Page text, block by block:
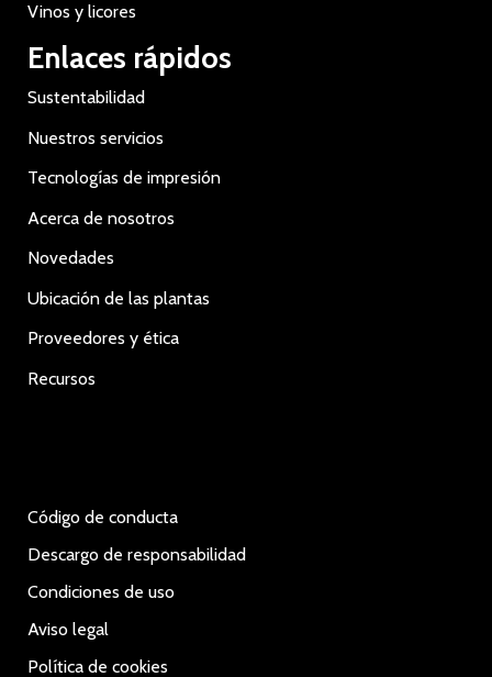
Vinos y licores
Enlaces rápidos
Sustentabilidad
Nuestros servicios
Tecnologías de impresión
Acerca de nosotros
Novedades
Ubicación de las plantas
Proveedores y ética
Recursos
Código de conducta
Descargo de responsabilidad
Condiciones de uso
Aviso legal
Política de cookies